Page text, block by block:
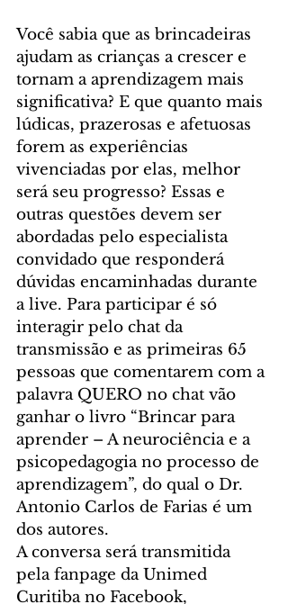
Você sabia que as brincadeiras
ajudam as crianças a crescer e
tornam a aprendizagem mais
significativa? E que quanto mais
lúdicas, prazerosas e afetuosas
forem as experiências
vivenciadas por elas, melhor
será seu progresso? Essas e
outras questões devem ser
abordadas pelo especialista
convidado que responderá
dúvidas encaminhadas durante
a live. Para participar é só
interagir pelo chat da
transmissão e as primeiras 65
pessoas que comentarem com a
palavra QUERO no chat vão
ganhar o livro “Brincar para
aprender – A neurociência e a
psicopedagogia no processo de
aprendizagem”, do qual o Dr.
Antonio Carlos de Farias é um
dos autores.
A conversa será transmitida
pela fanpage da Unimed
Curitiba no Facebook,